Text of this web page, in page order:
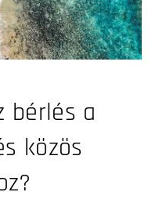
bérlés a
közös